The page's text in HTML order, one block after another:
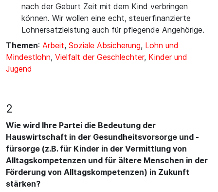
nach der Geburt Zeit mit dem Kind verbringen
können. Wir wollen eine echt, steuerfinanzierte
Lohnersatzleistung auch für pflegende Angehörige.
Themen: Arbeit, Soziale Absicherung, Lohn und
Mindestlohn, Vielfalt der Geschlechter, Kinder und
Jugend
2
Wie wird Ihre Partei die Bedeutung der
Hauswirtschaft in der Gesundheitsvorsorge und -
fürsorge (z.B. für Kinder in der Vermittlung von
Alltagskompetenzen und für ältere Menschen in der
Förderung von Alltagskompetenzen) in Zukunft
stärken?